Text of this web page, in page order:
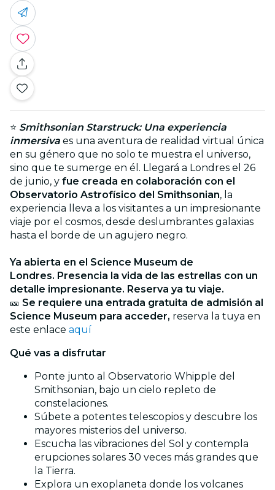
⭐ Smithsonian Starstruck: Una experiencia
inmersiva es una aventura de realidad virtual única
en su género que no solo te muestra el universo,
sino que te sumerge en él. Llegará a Londres el 26
de junio, y fue creada en colaboración con el
Observatorio Astrofísico del Smithsonian, la
experiencia lleva a los visitantes a un impresionante
viaje por el cosmos, desde deslumbrantes galaxias
hasta el borde de un agujero negro.
Ya abierta en el Science Museum de
Londres. Presencia la vida de las estrellas con un
detalle impresionante. Reserva ya tu viaje.
🎫 Se requiere una entrada gratuita de admisión al
Science Museum para acceder, reserva la tuya en
este enlace aquí
Qué vas a disfrutar
Ponte junto al Observatorio Whipple del
Smithsonian, bajo un cielo repleto de
constelaciones.
Súbete a potentes telescopios y descubre los
mayores misterios del universo.
Escucha las vibraciones del Sol y contempla
erupciones solares 30 veces más grandes que
la Tierra.
Explora un exoplaneta donde los volcanes